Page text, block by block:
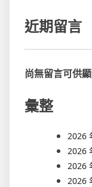
近期留言
尚無留言可供顯
彙整
2026
2026
2026
2026